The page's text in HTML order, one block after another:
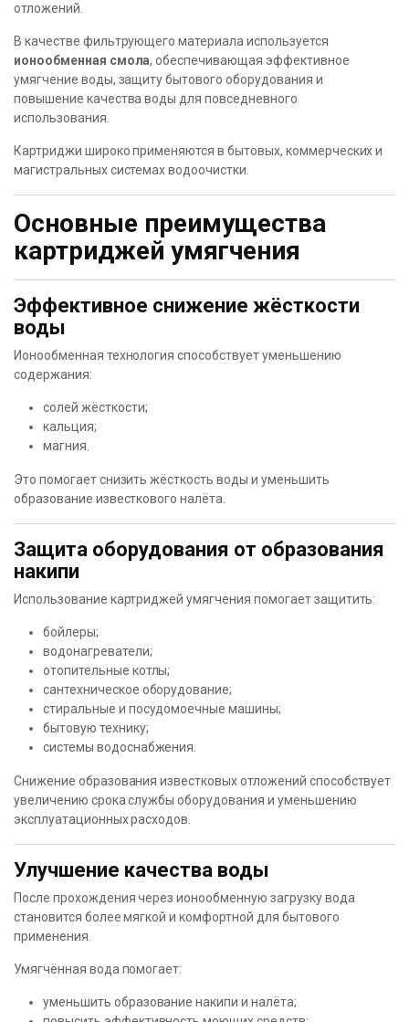
отложений.
В качестве фильтрующего материала используется
ионообменная смола, обеспечивающая эффективное
умягчение воды, защиту бытового оборудования и
повышение качества воды для повседневного
использования.
Картриджи широко применяются в бытовых, коммерческих и
магистральных системах водоочистки.
Основные преимущества
картриджей умягчения
Эффективное снижение жёсткости
воды
Ионообменная технология способствует уменьшению
содержания:
солей жёсткости;
кальция;
магния.
Это помогает снизить жёсткость воды и уменьшить
образование известкового налёта.
Защита оборудования от образования
накипи
Использование картриджей умягчения помогает защитить:
бойлеры;
водонагреватели;
отопительные котлы;
сантехническое оборудование;
стиральные и посудомоечные машины;
бытовую технику;
системы водоснабжения.
Снижение образования известковых отложений способствует
увеличению срока службы оборудования и уменьшению
эксплуатационных расходов.
Улучшение качества воды
После прохождения через ионообменную загрузку вода
становится более мягкой и комфортной для бытового
применения.
Умягчённая вода помогает:
уменьшить образование накипи и налёта;